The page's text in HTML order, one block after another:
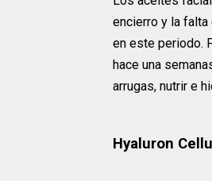
encierro y la
en este periodo.
hace una
arrugas, nutrir e
Hyaluron